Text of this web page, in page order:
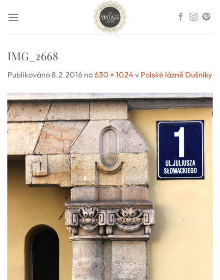
IMG_2668
Publikováno8.2.2016 na630 × 1024 v Polské lázně Dušníky